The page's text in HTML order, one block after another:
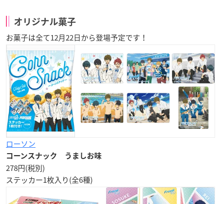
オリジナル菓子
お菓子は全て12月22日から登場予定です！
ローソン
コーンスナック うましお味
278円(税別)
ステッカー1枚入り(全6種)